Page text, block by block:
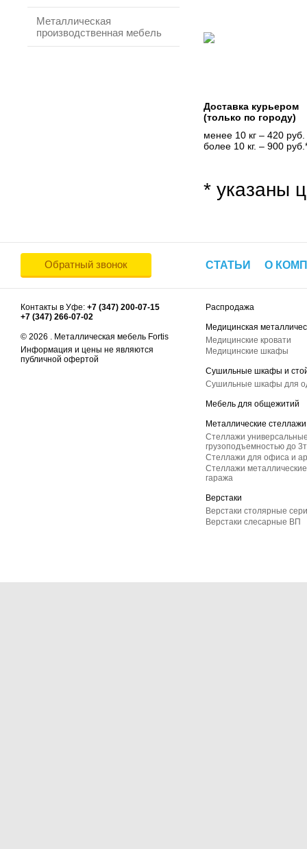
Металлическая
производственная мебель
Доставка курьером
(только по городу)
менее 10 кг – 420 руб.
более 10 кг. – 900
* указаны
Обратный звонок СТАТЬИ О
Контакты в Уфе: +7 (347) 200-07-15
+7 (347) 266-07-02
© 2026 . Металлическая мебель Fortis
Информация и цены не являются
публичной офертой
Распродажа
Медицинская
Медицинские кровати
Медицинские шкафы
Сушильные шкафы и
Сушильные шкафы для
Мебель для общежитий
Металлические стеллажи
Стеллажи
грузоподъемностью до
Стеллажи для офиса и
Стеллажи
гаража
Верстаки
Верстаки столярные
Верстаки слесарные ВП